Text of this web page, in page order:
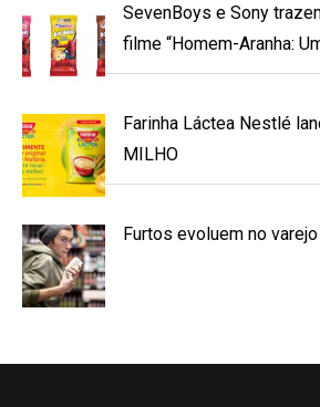
SevenBoys e Sony
filme “Homem-Aranha:
Farinha Láctea Nestlé
MILHO
Furtos evoluem no